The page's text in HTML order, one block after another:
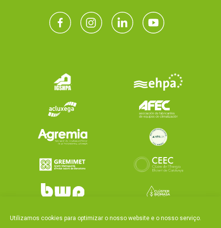
Utilizamos cookies para optimizar o nosso website e o nosso serviço.